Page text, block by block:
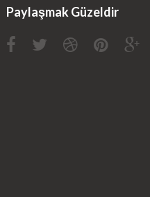
Paylaşmak Güzeldir